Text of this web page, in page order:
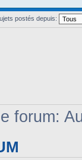
postés depuis:
forum: